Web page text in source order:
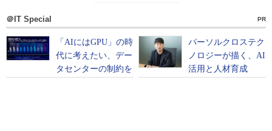
＠IT Special PR